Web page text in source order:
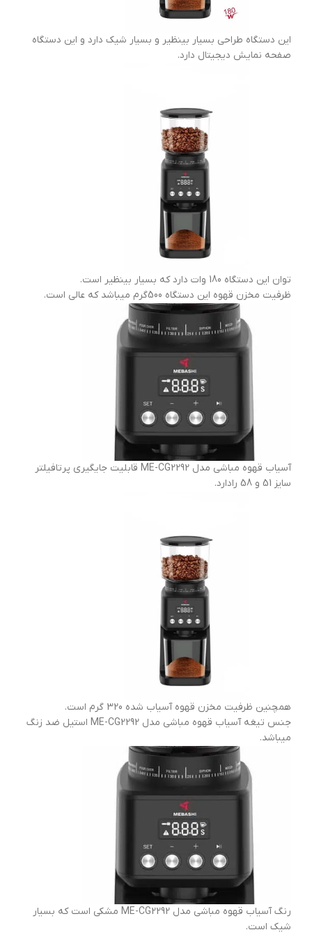
این دستگاه طراحی بسیار بینظیر و بسیار شیک دارد و این دستگاه
صفحه نمایش دیجیتال دارد.
توان این دستگاه 180 وات دارد که بسیار بینظیر است.
ظرفیت مخزن قهوه این دستگاه 500گرم میباشد که عالی است.
آسیاب قهوه مباشی مدل ME-CG2292 قابلیت جایگیری پرتافیلتر
سایز 51 و 58 رادارد.
همچنین ظرفیت مخزن قهوه آسیاب شده 320 گرم است.
جنس تیغه آسیاب قهوه مباشی مدل ME-CG2292 استیل ضد زنگ
میباشد.
رنگ آسیاب قهوه مباشی مدل ME-CG2292 مشکی است که بسیار
شیک است.